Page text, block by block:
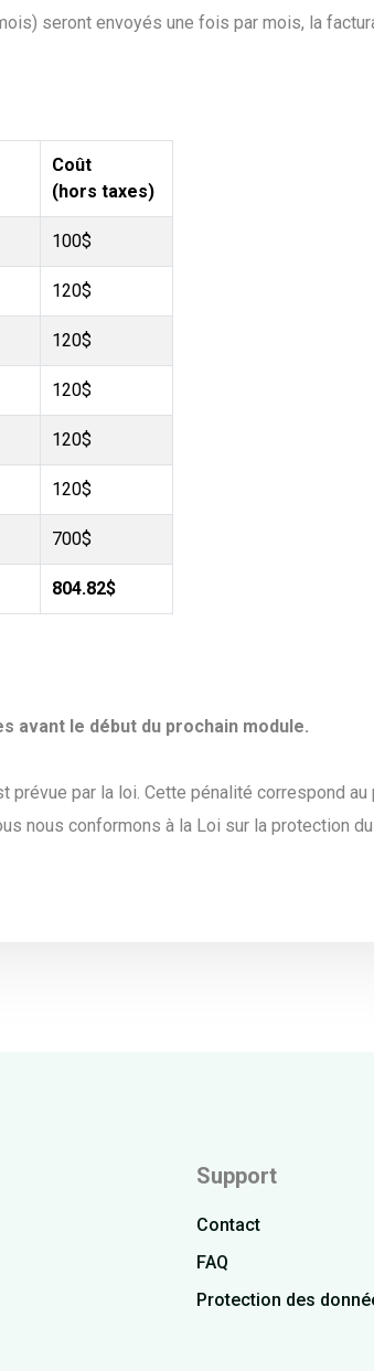
seront envoyés une fois par mois, la
Coût
(hors taxes)
100$
120$
120$
120$
120$
120$
700$
804.82$
avant le début du prochain module.
par la loi. Cette pénalité correspond
nous conformons à la Loi sur la protection
Support
Contact
FAQ
Protection des